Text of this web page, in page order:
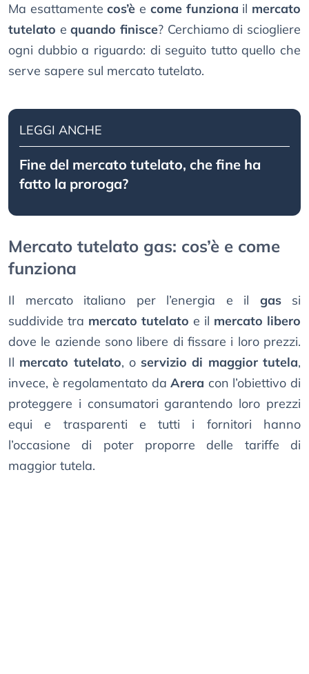
Ma esattamentecos’è e come funziona il mercato
tutelato equando finisce? Cerchiamo di sciogliere
ogni dubbio a riguardo: di seguito tutto quello che
serve sapere sul mercato tutelato.
LEGGI ANCHE
Fine del mercato tutelato, che fine ha
fatto la proroga?
Mercato tutelato gas: cos’è e come
funziona
Il mercato italiano per l’energia e il gassi
suddivide tra mercato tutelato e il mercato libero
dove le aziende sono libere di fissare i loro prezzi.
Il mercato tutelato, o servizio di maggior tutela,
invece, è regolamentato daArera con l’obiettivo di
proteggere i consumatori garantendo loro prezzi
equi e trasparenti e tutti i fornitori hanno
l’occasione di poter proporre delle tariffe di
maggior tutela.